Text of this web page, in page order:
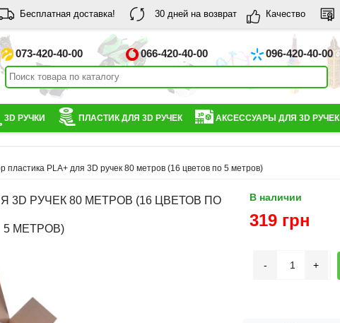
Бесплатная доставка! 30 дней на возврат Качество
073-420-40-00 066-420-40-00 096-420-40-00
3D РУЧКИ ПЛАСТИК ДЛЯ 3D РУЧЕК АКСЕССУАРЫ ДЛЯ 3D РУЧЕК
пластика PLA+ для 3D ручек 80 метров (16 цветов по 5 метров)
3D РУЧЕК 80 МЕТРОВ (16 ЦВЕТОВ ПО
5 МЕТРОВ)
В наличии
319 грн
+
-